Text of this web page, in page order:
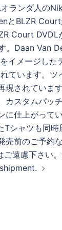
生
す
る
ランダ人の
とBLZR
Court DVDL
。Daan Van
イメージした
ています。ツ
現されていま
カスタムパッ
に仕上がって
Tシャツも同時
売前のご予約
ご遠慮下さい
shipment.